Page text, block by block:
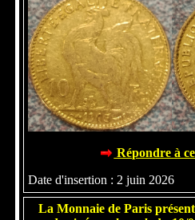
Répondre à
Date d'insertion : 2 juin 2026
La Monnaie de Paris